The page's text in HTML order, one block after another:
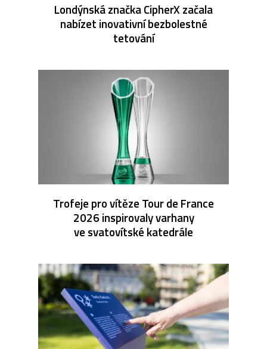
Londýnská značka CipherX začala
nabízet inovativní bezbolestné
tetování
Trofeje pro vítěze Tour de France
2026 inspirovaly varhany
ve svatovítské katedrále